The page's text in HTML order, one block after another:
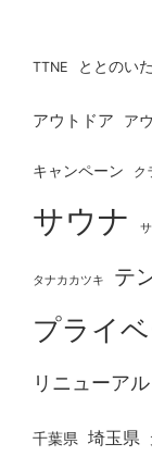
TTNE ととのい
アウトドア ア
キャンペーン ク
サウナ
タナカカツキ テ
プライ
リニューアル
千葉県 埼玉県